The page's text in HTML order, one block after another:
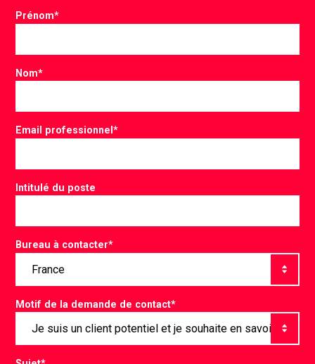
Prénom*
Nom*
Email professionnel*
Intitulé du poste
Bureau à contacter*
Motif de la demande de contact*